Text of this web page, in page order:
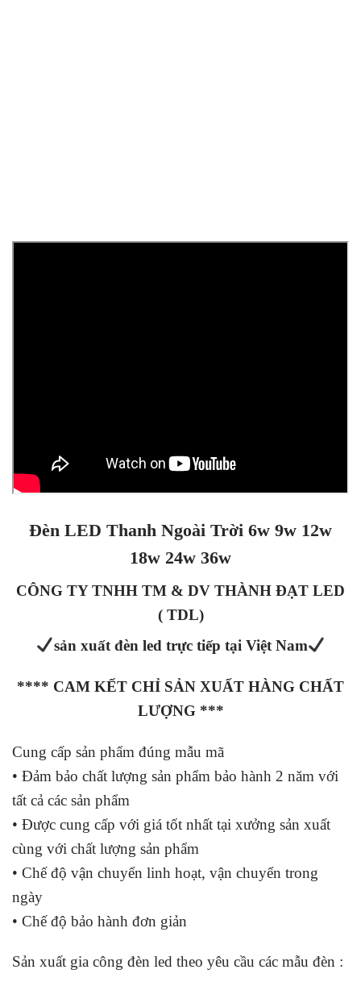
Đèn LED Thanh Ngoài Trời 6w 9w 12w
18w 24w 36w
CÔNG TY TNHH TM & DV THÀNH ĐẠT LED
( TDL)
sản xuất đèn led trực tiếp tại Việt Nam
**** CAM KẾT CHỈ SẢN XUẤT HÀNG CHẤT
LƯỢNG ***
Cung cấp sản phẩm đúng mẫu mã
• Đảm bảo chất lượng sản phẩm bảo hành 2 năm với
tất cả các sản phẩm
• Được cung cấp với giá tốt nhất tại xưởng sản xuất
cùng với chất lượng sản phẩm
• Chế độ vận chuyển linh hoạt, vận chuyển trong
ngày
• Chế độ bảo hành đơn giản
Sản xuất gia công đèn led theo yêu cầu các mẫu đèn :